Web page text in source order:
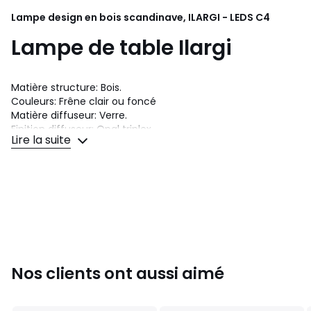
Lampe design en bois scandinave, ILARGI - LEDS C4
Lampe de table Ilargi
Matière structure: Bois.
Couleurs: Frêne clair ou foncé
Matière diffuseur: Verre.
Finition diffuseur: Opal triplex.
Garantie: 2 Ans.
Équipement réglable compris: Variateur d'intensité tactile.
Lire la suite
Nos clients ont aussi aimé